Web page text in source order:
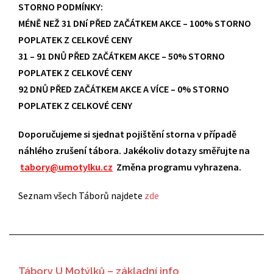
STORNO PODMÍNKY:
MÉNĚ NEŽ 31 DNí PŘED ZAČÁTKEM AKCE – 100% STORNO
POPLATEK Z CELKOVÉ CENY
31 – 91 DNŮ PŘED ZAČÁTKEM AKCE – 50% STORNO
POPLATEK Z CELKOVÉ CENY
92 DNŮ PŘED ZAČÁTKEM AKCE A VÍCE – 0% STORNO
POPLATEK Z CELKOVÉ CENY
Doporučujeme si sjednat pojištění storna v případě
náhlého zrušení tábora. Jakékoliv dotazy směřujte na
tabory@umotylku.cz Změna programu vyhrazena.
Seznam všech Táborů najdete zde
Tábory U Motýlků – základní info